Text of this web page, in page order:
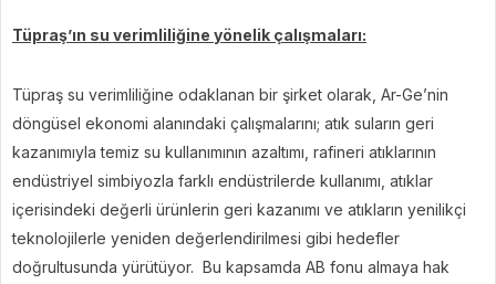
Tüpraş’ın su verimliliğine yönelik çalışmaları:
Tüpraş su verimliliğine odaklanan bir şirket olarak, Ar-Ge’nin
döngüsel ekonomi alanındaki çalışmalarını; atık suların geri
kazanımıyla temiz su kullanımının azaltımı, rafineri atıklarının
endüstriyel simbiyozla farklı endüstrilerde kullanımı, atıklar
içerisindeki değerli ürünlerin geri kazanımı ve atıkların yenilikçi
teknolojilerle yeniden değerlendirilmesi gibi hedefler
doğrultusunda yürütüyor. Bu kapsamda AB fonu almaya hak